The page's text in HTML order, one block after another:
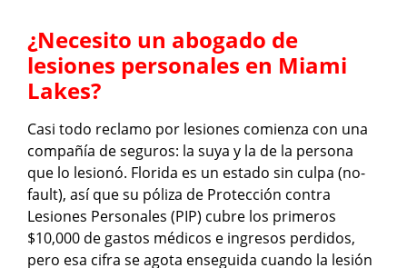
¿Necesito un abogado de
lesiones personales en Miami
Lakes?
Casi todo reclamo por lesiones comienza con una
compañía de seguros: la suya y la de la persona
que lo lesionó. Florida es un estado sin culpa (no-
fault), así que su póliza de Protección contra
Lesiones Personales (PIP) cubre los primeros
$10,000 de gastos médicos e ingresos perdidos,
pero esa cifra se agota enseguida cuando la lesión